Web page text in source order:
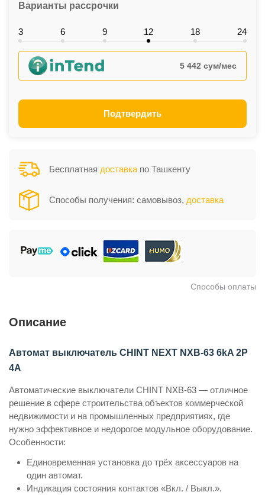
Варианты рассрочки
3 6 9 12 18 24
5 442 сум/мес
Подтвердить
Бесплатная доставка по Ташкенту
Способы получения: самовывоз, доставка
Способы оплаты
Описание
Автомат выключатель CHINT NEXT NXB-63 6kA 2P
4A
Автоматические выключатели CHINT NXB-63 — отличное
решение в сфере строительства объектов коммерческой
недвижимости и на промышленных предприятиях, где
нужно эффективное и недорогое модульное оборудование.
Особенности:
Единовременная установка до трёх аксессуаров на
один автомат.
Индикация состояния контактов «Вкл. / Выкл.».